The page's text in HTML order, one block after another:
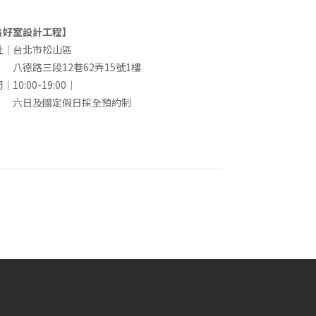
室設計工程】
｜台北市松山區
路三段12巷62弄15號1樓
10:00-19:00｜
及國定假日採全預約制